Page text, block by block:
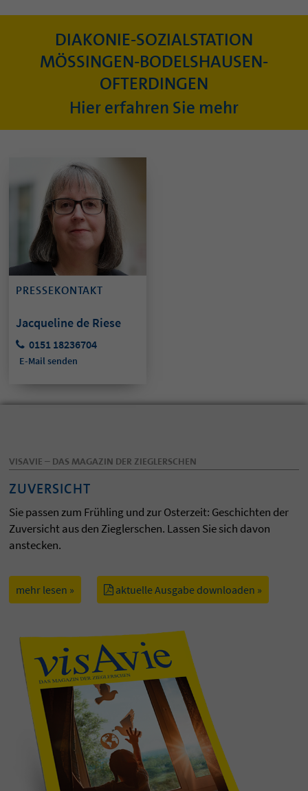
DIAKONIE-SOZIALSTATION
MÖSSINGEN-BODELSHAUSEN-
OFTERDINGEN
Hier erfahren Sie mehr
PRESSEKONTAKT
Jacqueline de Riese
0151 18236704
E-Mail senden
VISAVIE – DAS MAGAZIN DER ZIEGLERSCHEN
ZUVERSICHT
Sie passen zum Frühling und zur Osterzeit: Geschichten der
Zuversicht aus den Zieglerschen. Lassen Sie sich davon
anstecken.
mehr lesen » aktuelle Ausgabe downloaden »